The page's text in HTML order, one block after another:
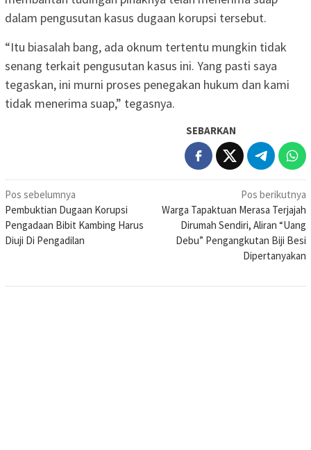
dalam pengusutan kasus dugaan korupsi tersebut.
“Itu biasalah bang, ada oknum tertentu mungkin tidak
senang terkait pengusutan kasus ini. Yang pasti saya
tegaskan, ini murni proses penegakan hukum dan kami
tidak menerima suap,” tegasnya.
SEBARKAN
Navigasi
pos
Pos sebelumnya
Pembuktian Dugaan Korupsi
Pengadaan Bibit Kambing Harus
Diuji Di Pengadilan
Pos berikutnya
Warga Tapaktuan Merasa Terjajah
Dirumah Sendiri, Aliran “Uang
Debu” Pengangkutan Biji Besi
Dipertanyakan